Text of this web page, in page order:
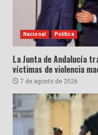
Nacional Política
La Junta de Andalucía
víctimas de violencia
7 de agosto de 2026